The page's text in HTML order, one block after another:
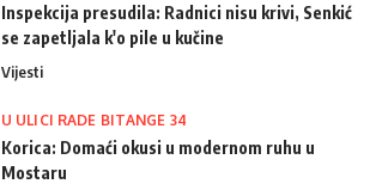
Inspekcija presudila: Radnici nisu krivi, Senkić
se zapetljala k'o pile u kučine
Vijesti
U ULICI RADE BITANGE 34
Korica: Domaći okusi u modernom ruhu u
Mostaru